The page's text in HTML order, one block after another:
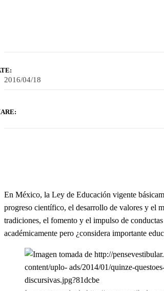
2016/04/18
En México, la Ley de Educación vigente
progreso científico, el desarrollo de valores y el
tradiciones, el fomento y el impulso de
académicamente pero ¿considera importante